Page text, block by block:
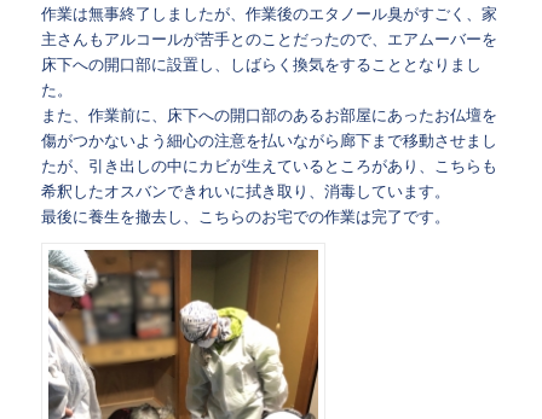
作業は無事終了しましたが、作業後のエタノール臭がすごく、家
主さんもアルコールが苦手とのことだったので、エアムーバーを
床下への開口部に設置し、しばらく換気をすることとなりまし
た。
また、作業前に、床下への開口部のあるお部屋にあったお仏壇を
傷がつかないよう細心の注意を払いながら廊下まで移動させまし
たが、引き出しの中にカビが生えているところがあり、こちらも
希釈したオスバンできれいに拭き取り、消毒しています。
最後に養生を撤去し、こちらのお宅での作業は完了です。